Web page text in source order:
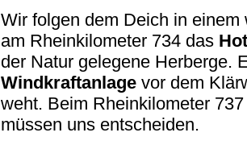
Wir folgen dem Deich in
am Rheinkilometer 734 das
der Natur gelegene Herberge.
Windkraftanlage vor dem
weht. Beim Rheinkilometer
müssen uns entscheiden.